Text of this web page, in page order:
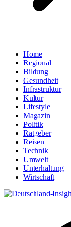
Home
Regional
Bildung
Gesundheit
Infrastruktur
Kultur
Lifestyle
Magazin
Politik
Ratgeber
Reisen
Technik
Umwelt
Unterhaltung
Wirtschaft